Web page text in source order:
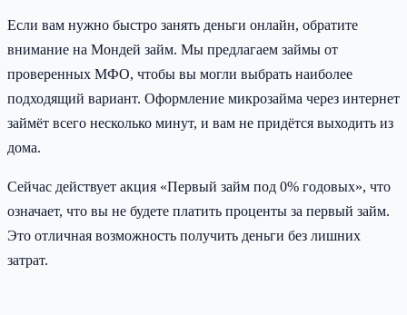
Если вам нужно быстро занять деньги онлайн, обратите
внимание на Мондей займ. Мы предлагаем займы от
проверенных МФО, чтобы вы могли выбрать наиболее
подходящий вариант. Оформление микрозайма через интернет
займёт всего несколько минут, и вам не придётся выходить из
дома.
Сейчас действует акция «Первый займ под 0% годовых», что
означает, что вы не будете платить проценты за первый займ.
Это отличная возможность получить деньги без лишних
затрат.